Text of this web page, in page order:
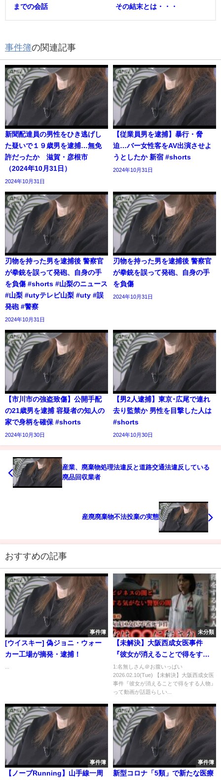
までの会話 その結末とは・・・
事件簿の関連記事
新聞配達員の男性をひき逃げし
た疑いで１９歳男を逮捕…無免
許だったか 滋賀・彦根市
（2024年10月31日）
2024年10月31日
【従業員男を逮捕】暴行・脅
迫…バー女性客をAV出演させよ
うとしたか 新宿 #shorts
2024年10月31日
刃物を持った男を逮捕後 警察官
が拳銃を誤って発砲、自身の手
を負傷 #shorts #山梨のニュース
#山梨 #utyテレビ山梨 #uty #誤
発砲 #警察
2024年10月31日
刃物を持った男を逮捕後 警察官
が拳銃を誤って発砲、自身の手
を負傷
2024年10月31日
【市川市の強盗致傷】公開手配
の21歳男を逮捕 容疑者の知人の
家で身柄を確保 #shorts
2024年10月30日
【男2人逮捕】東京･広尾で連れ
去り監禁か 男性を目撃した人は
#shorts
2024年10月30日
産業、廃棄物処理法違反と道路交通法違反している
廃品回収業者
産廃廃棄物不法投棄の実態
おすすめの記事
事件簿
[ウイスキー] 偽ジョニ・ウォー
カー工場が摘発・逮捕！
未分類
【未解決】大阪西成女医事件
『彼女が消えることで得をする
人物』
1:名無しさん＠お腹いっぱい
2026.02.10(Tue) 【未解決】大阪西成女医
事件『彼女が消えることで得をする人物』
って動画が話題らしい...
事件簿
【ノーブRunning】山手線一周
事件簿
新型コロナ「5類」で新たな医療